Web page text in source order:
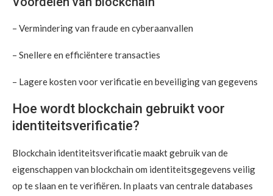
– Vermindering van fraude en cyberaanvallen
– Snellere en efficiëntere transacties
– Lagere kosten voor verificatie en beveiliging van gegevens
Hoe wordt blockchain gebruikt voor
identiteitsverificatie?
Blockchain identiteitsverificatie maakt gebruik van de
eigenschappen van blockchain om identiteitsgegevens veilig
op te slaan en te verifiëren. In plaats van centrale databases